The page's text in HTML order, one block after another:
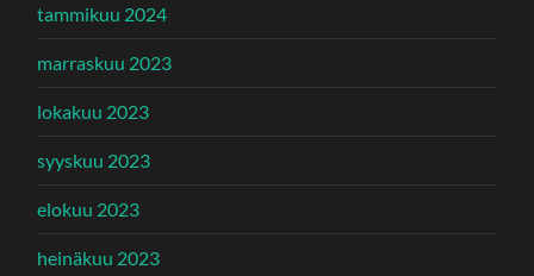
tammikuu 2024
marraskuu 2023
lokakuu 2023
syyskuu 2023
elokuu 2023
heinäkuu 2023